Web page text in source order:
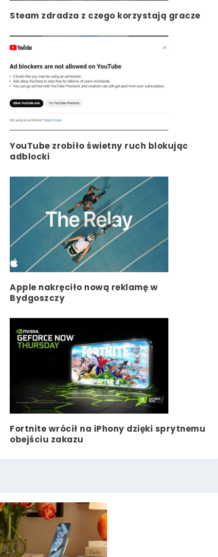
Steam zdradza z czego korzystają gracze
YouTube zrobiło świetny ruch blokując
adblocki
Apple nakręciło nową reklamę w
Bydgoszczy
Fortnite wrócił na iPhony dzięki sprytnemu
obejściu zakazu